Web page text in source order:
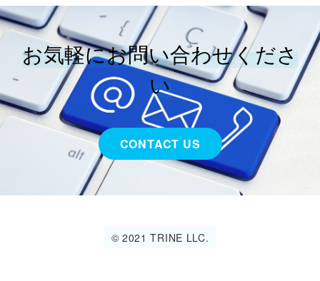
お気軽にお問い合わせくださ
い
CONTACT US
©︎ 2021 TRINE LLC.